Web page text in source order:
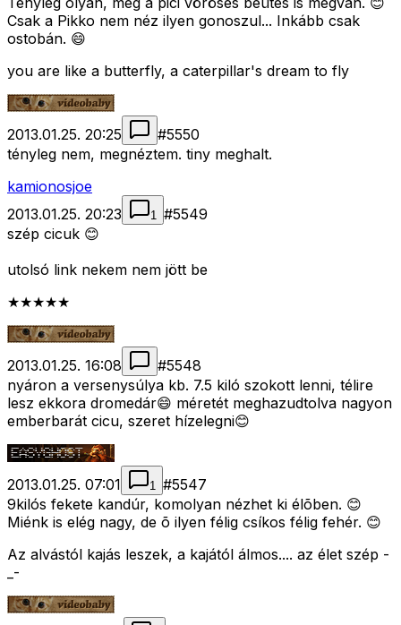
Csak a Pikko nem néz ilyen gonoszul... Inkább csak
ostobán. 😄
you are like a butterfly, a caterpillar's dream to fly
2013.01.25. 20:25 #5550
tényleg nem, megnéztem. tiny meghalt.
kamionosjoe
2013.01.25. 20:23
1 #5549
szép cicuk 😊
utolsó link nekem nem jött be
★★★★★
2013.01.25. 16:08 #5548
nyáron a versenysúlya kb. 7.5 kiló szokott lenni, télire
lesz ekkora dromedár😄 méretét meghazudtolva nagyon
emberbarát cicu, szeret hízelegni😊
2013.01.25. 07:01 1 #5547
9kilós fekete kandúr, komolyan nézhet ki élõben. 😊
Miénk is elég nagy, de õ ilyen félig csíkos félig fehér. 😊
Az alvástól kajás leszek, a kajától álmos.... az élet szép -
_-